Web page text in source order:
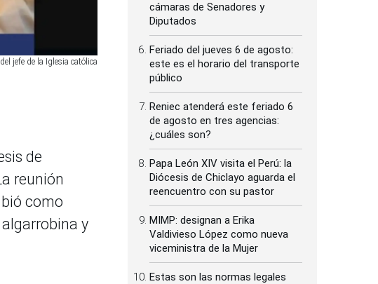
jefe de la Iglesia católica
de
reunión
como
y
cámaras de Senadores y
Diputados
Feriado del jueves 6 de agosto:
este es el horario del transporte
público
Reniec atenderá este feriado 6
de agosto en tres agencias:
¿cuáles son?
Papa León XIV visita el Perú: la
Diócesis de Chiclayo aguarda el
reencuentro con su pastor
MIMP: designan a Erika
Valdivieso López como nueva
viceministra de la Mujer
Estas son las normas legales